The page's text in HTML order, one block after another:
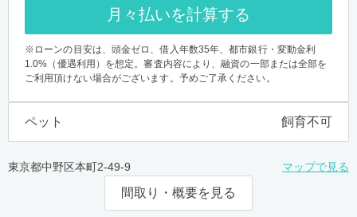
月々払いを計算する
※ローンの目安は、頭金ゼロ、借入年数35年、都市銀行・変動金利
1.0%（優遇利用）を想定。審査内容により、融資の一部または全部を
ご利用頂けない場合がございます。予めご了承ください。
ペット 飼育不可
東京都中野区本町2-49-9 マップで見る
間取り・概要を見る